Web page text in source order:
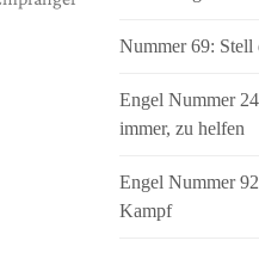
Nummer 69: Stell
Engel Nummer
immer, zu helfen
Engel Nummer
Kampf